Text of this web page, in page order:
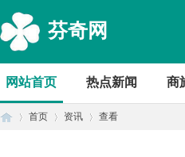
芬奇网
网站首页 热点新闻 商
首页 资讯 查看